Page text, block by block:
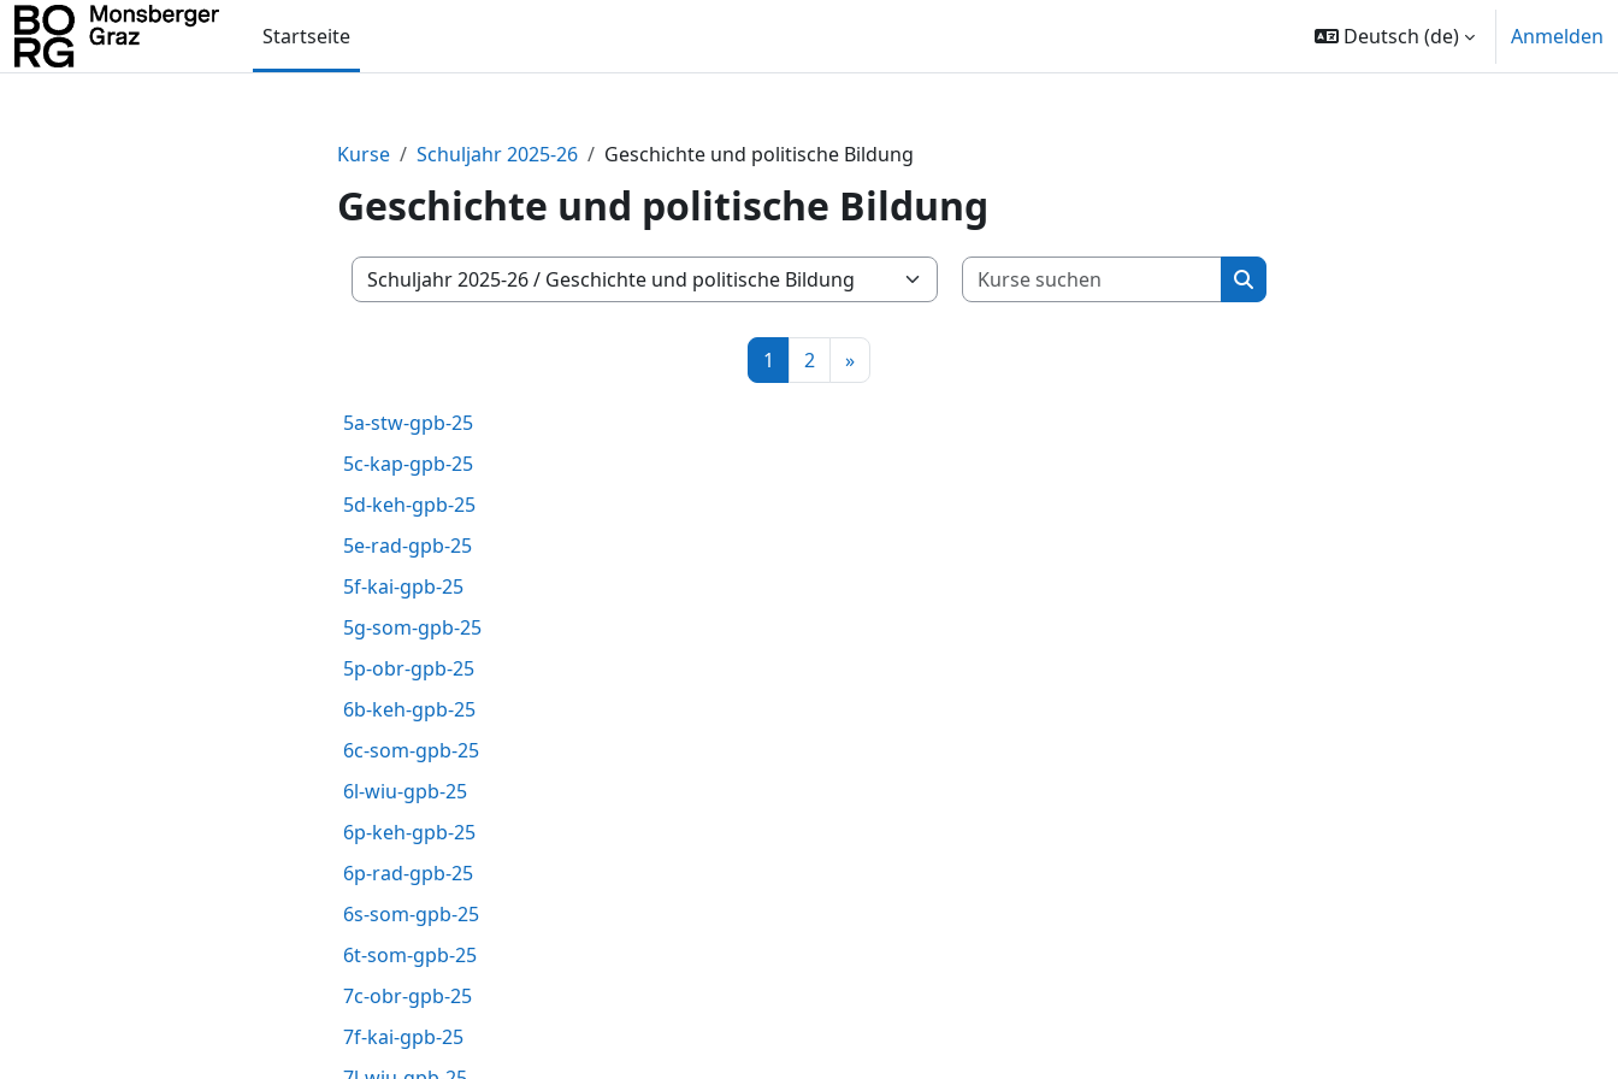
Zum Hauptinhalt
Startseite
Deutsch ‎(de)‎ Anmelden
Kurse Schuljahr 2025-26 Geschichte und politische Bildung
Geschichte und politische Bildung
Kursbereiche
Kurse suchen
Kurse suchen
1 Seite 1
2 Seite 2
»Nächste Seite
5a-stw-gpb-25
5c-kap-gpb-25
5d-keh-gpb-25
5e-rad-gpb-25
5f-kai-gpb-25
5g-som-gpb-25
5p-obr-gpb-25
6b-keh-gpb-25
6c-som-gpb-25
6l-wiu-gpb-25
6p-keh-gpb-25
6p-rad-gpb-25
6s-som-gpb-25
6t-som-gpb-25
7c-obr-gpb-25
7f-kai-gpb-25